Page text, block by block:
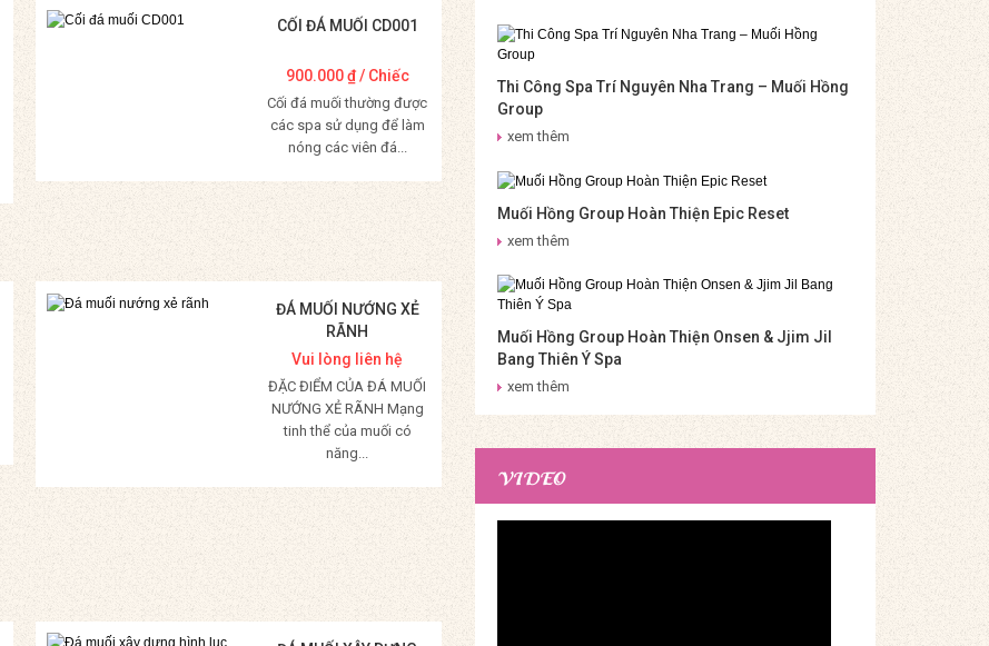
CỐI ĐÁ MUỐI CD001
900.000₫/ Chiếc
Cối đá muối thường được
các spa sử dụng để làm
nóng các viên đá...
ĐÁ MUỐI NƯỚNG XẺ
RÃNH
Vui lòng liên hệ
ĐẶC ĐIỂM CỦA ĐÁ MUỐI
NƯỚNG XẺ RÃNH Mạng
tinh thể của muối có
năng...
Mua Hàng
Thi Công Spa Trí Nguyên Nha Trang – Muối Hồng
Group
xem thêm
Muối Hồng Group Hoàn Thiện Epic Reset
xem thêm
Muối Hồng Group Hoàn Thiện Onsen & Jjim Jil
Bang Thiên Ý Spa
xem thêm
VIDEO